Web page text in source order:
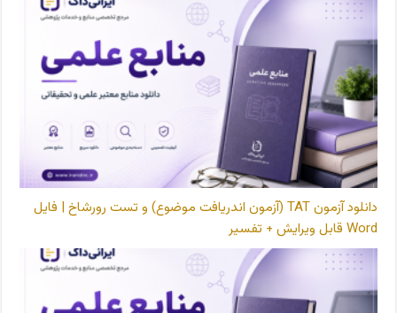
دانلود آزمون TAT (آزمون اندریافت موضوع) و تست رورشاخ | فایل
Word قابل ویرایش + تفسیر